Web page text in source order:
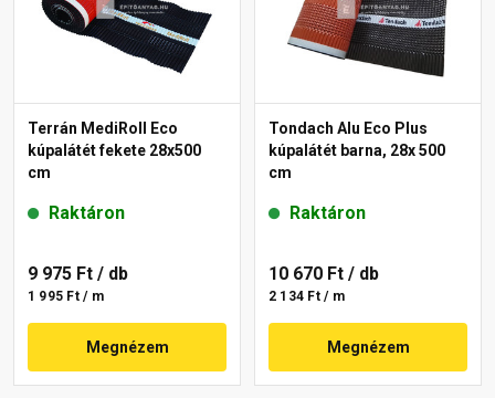
Terrán MediRoll Eco
kúpalátét fekete 28x500
cm
Raktáron
9 975 Ft / db
1 995 Ft / m
Megnézem
Tondach Alu Eco Plus
kúpalátét barna, 28x 500
cm
Raktáron
10 670 Ft / db
2 134 Ft / m
Megnézem